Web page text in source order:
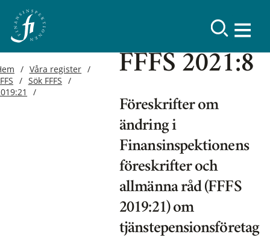
Våra register
Sök FFFS
FFFS 2021:8
Föreskrifter om
ändring i
Finansinspektionens
föreskrifter och
allmänna råd (FFFS
2019:21) om
tjänstepensionsföretag